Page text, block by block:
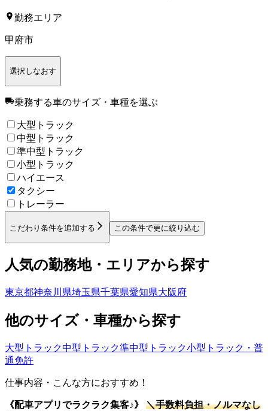
勤務エリア
甲府市
選択しなおす
乗務する車のサイズ・車種を選ぶ
大型トラック
中型トラック
準中型トラック
小型トラック
ハイエース
タクシー
トレーラー
こだわり条件を追加する この条件で更に絞り込む
人気の勤務地・エリアから探す
東京都神奈川県埼玉県千葉県愛知県大阪府
他のサイズ・車種から探す
大型トラック中型トラック準中型トラック小型トラック・普
通免許
仕事内容・こんな方におすすめ！
《配車アプリでラクラク集客♪》
＼手数料負担・ノルマなし